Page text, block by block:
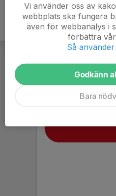
Vi använder oss av
webbplats ska fungera
även för webbanalys i
förbättra
Så
Godkänn
Bara